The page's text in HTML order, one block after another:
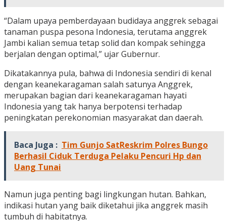
“Dalam upaya pemberdayaan budidaya anggrek sebagai
tanaman puspa pesona Indonesia, terutama anggrek
Jambi kalian semua tetap solid dan kompak sehingga
berjalan dengan optimal,” ujar Gubernur.
Dikatakannya pula, bahwa di Indonesia sendiri di kenal
dengan keanekaragaman salah satunya Anggrek,
merupakan bagian dari keanekaragaman hayati
Indonesia yang tak hanya berpotensi terhadap
peningkatan perekonomian masyarakat dan daerah.
Baca Juga : Tim Gunjo SatReskrim Polres Bungo
Berhasil Ciduk Terduga Pelaku Pencuri Hp dan
Uang Tunai
Namun juga penting bagi lingkungan hutan. Bahkan,
indikasi hutan yang baik diketahui jika anggrek masih
tumbuh di habitatnya.